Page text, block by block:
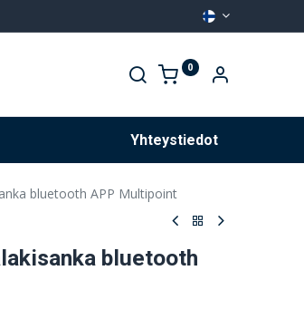
0
Yhteystiedot
bluetooth APP Multipoint
bluetooth